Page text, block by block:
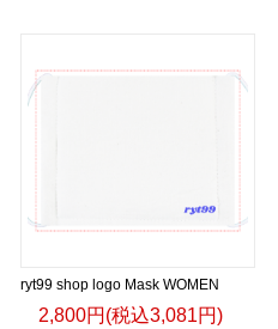
ryt99 shop logo Mask WOMEN
2,800円(税込3,081円)